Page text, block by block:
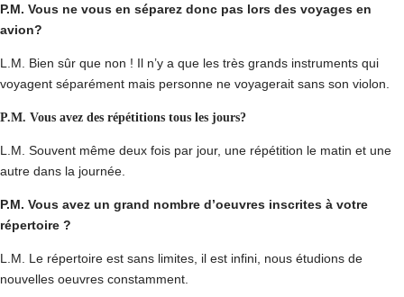
P.M. Vous ne vous en séparez donc pas lors des voyages en
avion?
L.M. Bien sûr que non ! Il n’y a que les très grands instruments qui
voyagent séparément mais personne ne voyagerait sans son violon.
P.M. Vous avez des répétitions tous les jours?
L.M. Souvent même deux fois par jour, une répétition le matin et une
autre dans la journée.
P.M. Vous avez un grand nombre d’oeuvres inscrites à votre
répertoire ?
L.M. Le répertoire est sans limites, il est infini, nous étudions de
nouvelles oeuvres constamment.